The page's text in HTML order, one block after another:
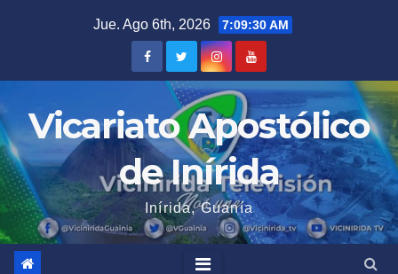
Jue. Ago 6th, 2026 7:09:30 AM
Vicariato Apostólico
de Inírida
Inírida, Guanía